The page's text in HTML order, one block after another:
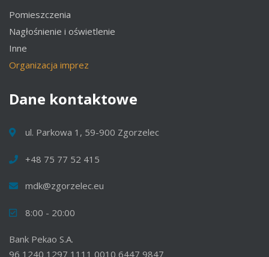
Pomieszczenia
Nagłośnienie i oświetlenie
Inne
Organizacja imprez
Dane kontaktowe
ul. Parkowa 1, 59-900 Zgorzelec
+48 75 77 52 415
mdk@zgorzelec.eu
8:00 - 20:00
Bank Pekao S.A.
96 1240 1297 1111 0010 6447 9847